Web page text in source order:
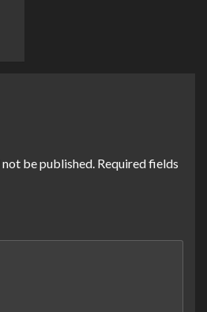
be published. Required fields